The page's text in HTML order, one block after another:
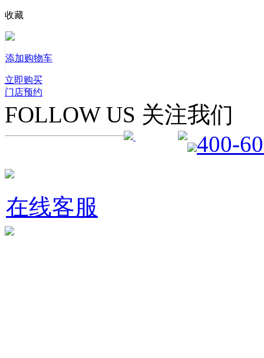
收藏
添加购物车
立即购买
门店预约
FOLLOW US 关注我们
400-
在线客服